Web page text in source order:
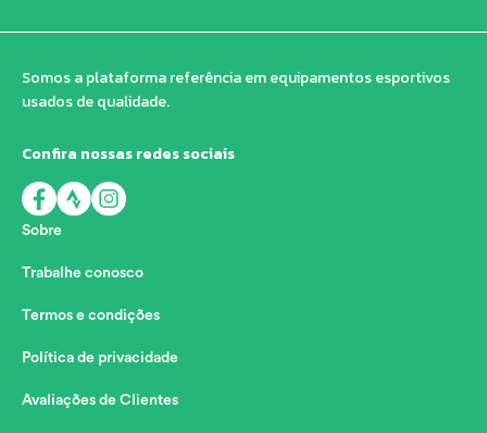
Somos a plataforma referência em equipamentos esportivos
usados de qualidade.
Confira nossas redes sociais
Sobre
Trabalhe conosco
Termos e condições
Política de privacidade
Avaliações de Clientes